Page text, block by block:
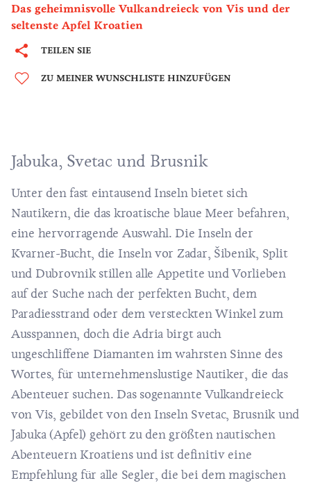
Das geheimnisvolle Vulkandreieck von Vis und der
seltenste Apfel Kroatien
TEILEN SIE
ZU MEINER WUNSCHLISTE HINZUFÜGEN
Jabuka, Svetac und Brusnik
Unter den fast eintausend Inseln bietet sich
Nautikern, die das kroatische blaue Meer befahren,
eine hervorragende Auswahl. Die Inseln der
Kvarner-Bucht, die Inseln vor Zadar, Šibenik, Split
und Dubrovnik stillen alle Appetite und Vorlieben
auf der Suche nach der perfekten Bucht, dem
Paradiesstrand oder dem versteckten Winkel zum
Ausspannen, doch die Adria birgt auch
ungeschliffene Diamanten im wahrsten Sinne des
Wortes, für unternehmenslustige Nautiker, die das
Abenteuer suchen. Das sogenannte Vulkandreieck
von Vis, gebildet von den Inseln Svetac, Brusnik und
Jabuka (Apfel) gehört zu den größten nautischen
Abenteuern Kroatiens und ist definitiv eine
Empfehlung für alle Segler, die bei dem magischen